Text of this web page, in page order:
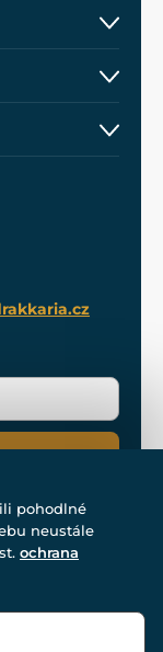
2007-2026.
pohodlné
neustále
ochrana